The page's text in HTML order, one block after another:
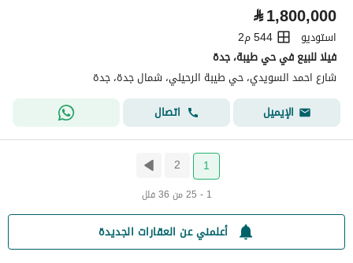
⃁1,800,000
استوديو
544 م2
فيلا للبيع في حي طيبة، جدة
شارع احمد السويدي، حي طيبة الرحيلي، شمال جدة، جدة
الإيميل
اتصال
1
2
1 - 25 من 36 فلل
أعلمني عن العقارات الجديدة